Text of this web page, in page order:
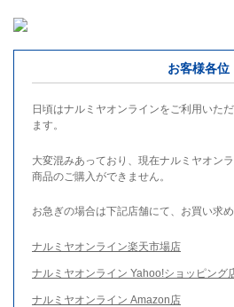
お客様各位
日頃はナルミヤオンラインをご利用いた
ます。
大変混みあっており、現在ナルミヤオン
商品のご購入ができません。
お急ぎの場合は下記店舗にて、お買い求め
ナルミヤオンライン楽天市場店
ナルミヤオンライン Yahoo!ショッピング
ナルミヤオンライン Amazon店